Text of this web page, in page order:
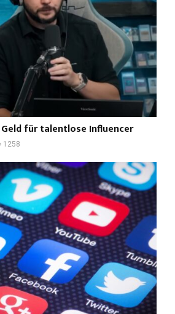
für talentlose Influencer
1258